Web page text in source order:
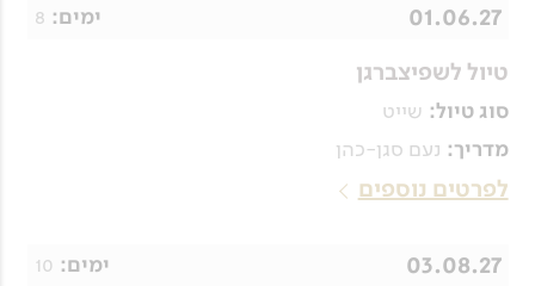
טיול לשפיצברגן
סוג טיול: שייט
01.06.27 ימים: 8
מדריך: נעם סגן-כהן
לפרטים נוספים
03.08.27 ימים: 10